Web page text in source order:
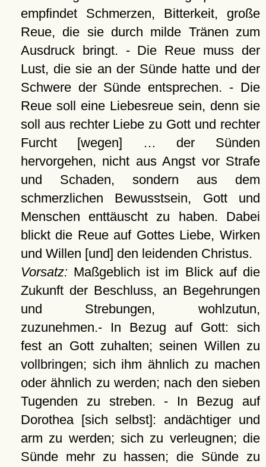
empfindet Schmerzen, Bitterkeit, große
Reue, die sie durch milde Tränen zum
Ausdruck bringt. - Die Reue muss der
Lust, die sie an der Sünde hatte und der
Schwere der Sünde entsprechen. - Die
Reue soll eine Liebesreue sein, denn sie
soll aus rechter Liebe zu Gott und rechter
Furcht [wegen] … der Sünden
hervorgehen, nicht aus Angst vor Strafe
und Schaden, sondern aus dem
schmerzlichen Bewusstsein, Gott und
Menschen enttäuscht zu haben. Dabei
blickt die Reue auf Gottes Liebe, Wirken
und Willen [und] den leidenden Christus.
Vorsatz:Maßgeblich ist im Blick auf die
Zukunft der Beschluss, an Begehrungen
und Strebungen, wohlzutun,
zuzunehmen.- In Bezug auf Gott: sich
fest an Gott zuhalten; seinen Willen zu
vollbringen; sich ihm ähnlich zu machen
oder ähnlich zu werden; nach den sieben
Tugenden zu streben. - In Bezug auf
Dorothea [sich selbst]: andächtiger und
arm zu werden; sich zu verleugnen; die
Sünde mehr zu hassen; die Sünde zu